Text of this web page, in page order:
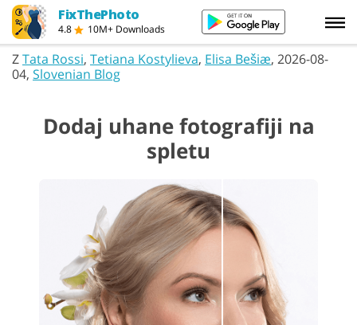
FixThePhoto
4.8 10M+ Downloads
ZTata Rossi, Tetiana Kostylieva, Elisa Bešiæ, 2026-08-
04, Slovenian Blog
Dodaj uhane fotografiji na
spletu